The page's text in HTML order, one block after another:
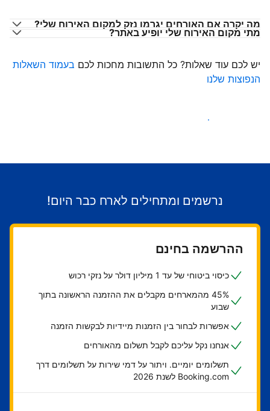
מה יקרה אם האורחים יגרמו נזק למקום האירוח שלי?
מתי מקום האירוח שלי יופיע באתר?
יש לכם עוד שאלות? כל התשובות מחכות לכם בעמוד השאלות
הנפוצות שלנו
התחילו לקבל אורחים
נרשמים ומתחילים לארח כבר היום!
ההרשמה בחינם
כיסוי ביטוחי של עד 1 מיליון דולר על נזקי רכוש
45% מהמארחים מקבלים את ההזמנה הראשונה בתוך
שבוע
אפשרות לבחור בין הזמנות מיידיות לבקשות הזמנה
אנחנו נקל עליכם לקבל תשלום מהאורחים
תשלומים יומיים. ויתור על דמי שירות על תשלומים דרך
Booking.com לשנת 2026